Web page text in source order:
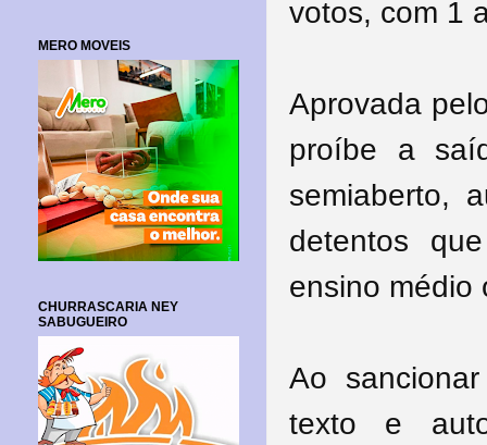
votos, com 1
Aprovada
proíbe a
semiaberto,
detentos
ensino médio
Ao
texto e
MERO MOVEIS
CHURRASCARIA NEY
SABUGUEIRO